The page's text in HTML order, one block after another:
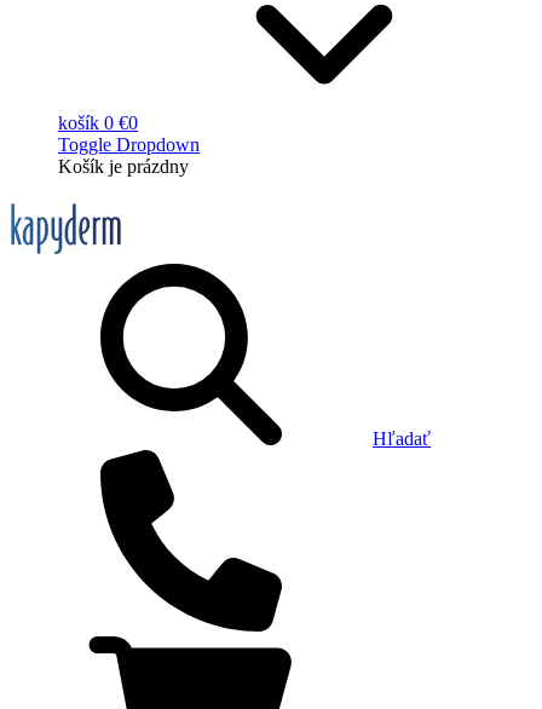
košík 0 €0
Toggle Dropdown
Košík je prázdny
Hľadať